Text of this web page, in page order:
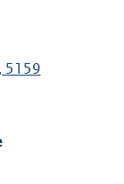
5159